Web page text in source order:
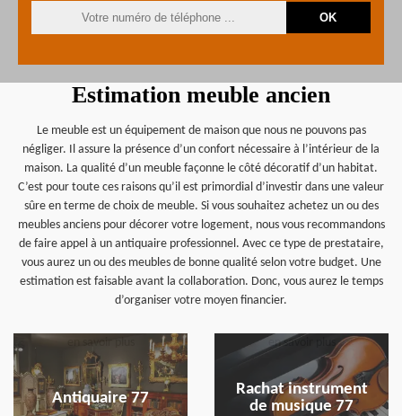
Estimation meuble ancien
Le meuble est un équipement de maison que nous ne pouvons pas
négliger. Il assure la présence d’un confort nécessaire à l’intérieur de la
maison. La qualité d’un meuble façonne le côté décoratif d’un habitat.
C’est pour toute ces raisons qu’il est primordial d’investir dans une valeur
sûre en terme de choix de meuble. Si vous souhaitez achetez un ou des
meubles anciens pour décorer votre logement, nous vous recommandons
de faire appel à un antiquaire professionnel. Avec ce type de prestataire,
vous aurez un ou des meubles de bonne qualité selon votre budget. Une
estimation est faisable avant la collaboration. Donc, vous aurez le temps
d’organiser votre moyen financier.
Antiquaire 77
en savoir plus
Rachat instrument
de musique 77
en savoir plus